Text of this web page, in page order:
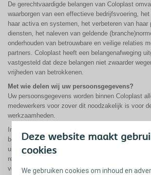
Deze website maakt
cookies
We gebruiken cookies om inhoud en
De gerechtvaardigde belangen van Coloplast
waarborgen van een effectieve bedrijfsvoering,
haar activa en systemen, het verbeteren van haar
diensten, het naleven van geldende
onderhouden van betrouwbare en veilige relaties
partners. Coloplast heeft een belangenafweging
vastgesteld dat deze belangen niet zwaarder
vrijheden van betrokkenen.
Met wie delen wij uw persoonsgegevens?
Uw persoonsgegevens worden binnen Coloplast
medewerkers voor zover dit noodzakelijk is voor
werkzaamheden.
Indien wij derden inschakelen ter ondersteuning
bedrijfsvoering en dienstverlening, verwerken zij
uitsluitend in onze opdracht en op basis van een
rechtsgrondslag. Met deze partijen sluiten wij een
verwerkersovereenkomst.